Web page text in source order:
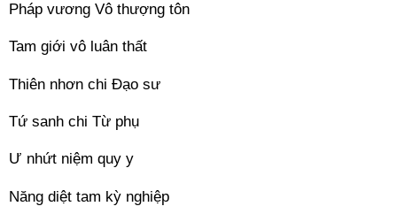
Pháp vương Vô thượng tôn
Tam giới vô luân thất
Thiên nhơn chi Đạo sư
Tứ sanh chi Từ phụ
Ư nhứt niệm quy y
Năng diệt tam kỳ nghiệp